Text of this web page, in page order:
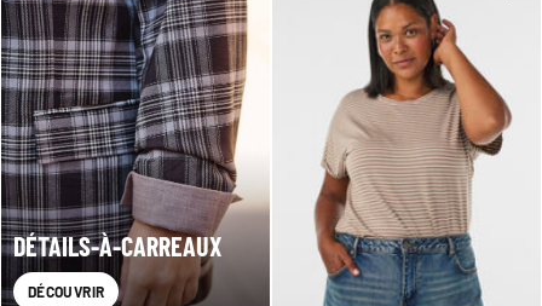
DÉTAILS-À-CARREAUX
DÉCOUVRIR